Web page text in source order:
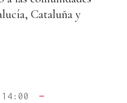
Cataluña y
—